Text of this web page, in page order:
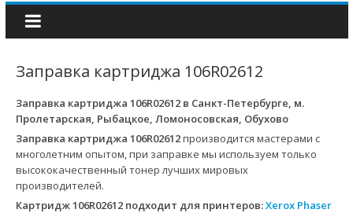
Заправка картриджа 106R02612
Заправка картриджа 106R02612 в Санкт-Петербурге, м.
Пролетарская, Рыбацкое, Ломоносовская, Обухово
Заправка картриджа 106R02612производится мастерами с
многолетним опытом, при заправке мы используем только
высококачественный тонер лучших мировых
производителей.
Картридж 106R02612 подходит для принтеров:Xerox Phaser